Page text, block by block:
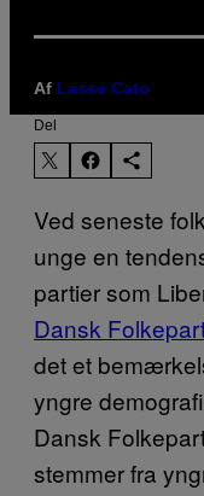
Af Lasse Cato
Del
Ved seneste
unge en
partier som
Dansk
det et
yngre
Dansk
stemmer fra